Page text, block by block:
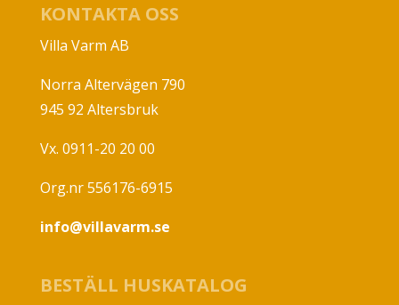
KONTAKTA OSS
Villa Varm AB
Norra Altervägen 790
945 92 Altersbruk
Vx. 0911-20 20 00
Org.nr 556176-6915
info@villavarm.se
BESTÄLL HUSKATALOG